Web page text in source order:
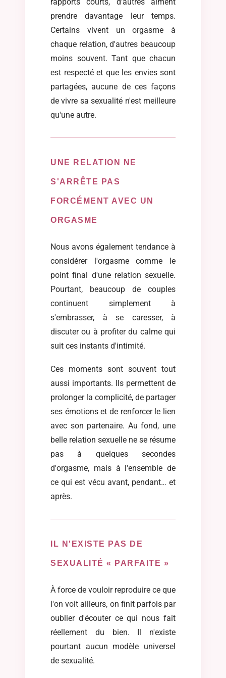
prendre davantage leur temps.
Certains vivent un orgasme à
chaque relation, d'autres beaucoup
moins souvent. Tant que chacun
est respecté et que les envies sont
partagées, aucune de ces façons
de vivre sa sexualité n'est meilleure
qu'une autre.
UNE RELATION NE
S'ARRÊTE PAS
FORCÉMENT AVEC UN
ORGASME
Nous avons également tendance à
considérer l'orgasme comme le
point final d'une relation sexuelle.
Pourtant, beaucoup de couples
continuent simplement à
s'embrasser, à se caresser, à
discuter ou à profiter du calme qui
suit ces instants d'intimité.
Ces moments sont souvent tout
aussi importants. Ils permettent de
prolonger la complicité, de partager
ses émotions et de renforcer le lien
avec son partenaire. Au fond, une
belle relation sexuelle ne se résume
pas à quelques secondes
d'orgasme, mais à l'ensemble de
ce qui est vécu avant, pendant… et
après.
IL N'EXISTE PAS DE
SEXUALITÉ « PARFAITE »
À force de vouloir reproduire ce que
l'on voit ailleurs, on finit parfois par
oublier d'écouter ce qui nous fait
réellement du bien. Il n'existe
pourtant aucun modèle universel
de sexualité.